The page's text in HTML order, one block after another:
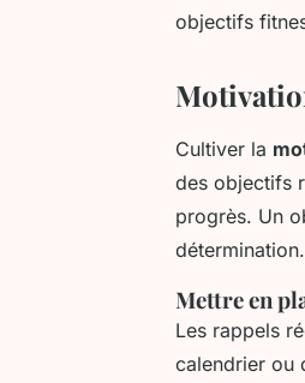
objectifs
Cultiver la
des objectifs
progrès. Un
détermination.
Mettre en
Les rappels
calendrier ou